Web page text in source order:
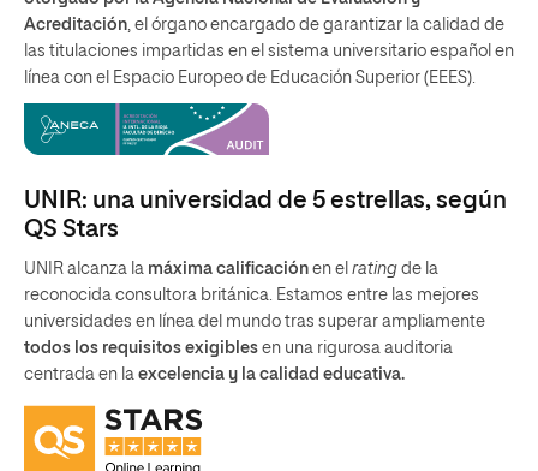
Acreditación, el órgano encargado de garantizar la calidad de
las titulaciones impartidas en el sistema universitario español en
línea con el Espacio Europeo de Educación Superior (EEES).
UNIR: una universidad de 5 estrellas, según
QS Stars
UNIR alcanza la máxima calificación en el rating de la
reconocida consultora británica. Estamos entre las mejores
universidades en línea del mundo tras superar ampliamente
todos los requisitos exigibles en una rigurosa auditoria
centrada en la excelencia y la calidad educativa.